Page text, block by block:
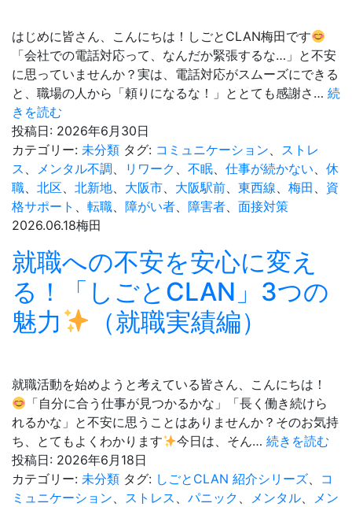
B
型）
ど
っ
ち
ぶ
べ
き？
自
に
合
っ
た
選
はじめに皆さん、こんにちは！しごとCLAN梅田です
「会社での電話対応って、なんだか緊張するな…」と不安
に思っていませんか？実は、電話対応がスムーズにできる
と、職場の人から「頼りになるな！」ととても感謝さ… 続
きを読む
仕
事
で
立
つ！
本
話
マ
ナ
ー
3
つ
投稿日: 2026年6月30日
カテゴリー: 未分類 タグ: コミュニケーション、 ストレ
ス 、 メンタル不調、 リワーク 、 不眠、 仕事が続かない、 休
職、 北区、 北新地、 大阪市、 大阪駅前、 東西線、 梅田 、 資
格サポート 、 転職、 障がい者、 障害者、 面接対策
2026.06.18梅田
就職への不安を安心に変え
る！「しごとCLAN」3つの
魅力
（就職実績編）
就職活動を始めようと考えている皆さん、こんにちは！
「自分に合う仕事が見つかるかな」「長く働き続けら
れるかな」と不安に思うことはありませんか？そのお気持
ち、とてもよくわかります
今日は、そん…続きを読む
へ
の
投稿日: 2026年6月18日
カテゴリー: 未分類 タグ: しごとCLAN 紹介シリーズ、 コ
ミュニケーション、 ストレス 、 パニック 、 メンタル、 メン